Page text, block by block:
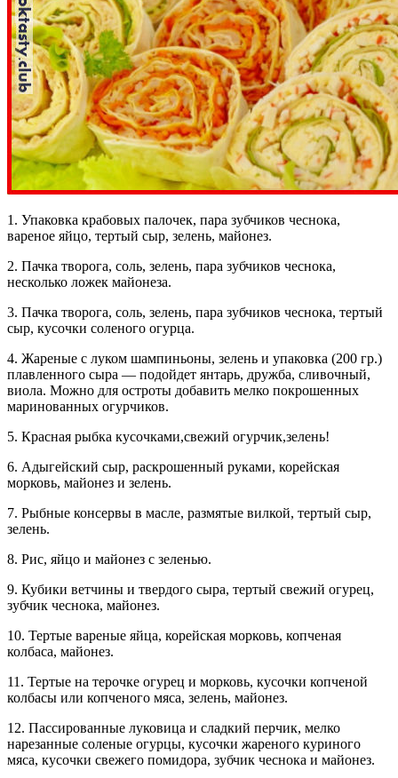
1. Упаковка крабовых палочек, пара зубчиков чеснока,
вареное яйцо, тертый сыр, зелень, майонез.
2. Пачка творога, соль, зелень, пара зубчиков чеснока,
несколько ложек майонеза.
3. Пачка творога, соль, зелень, пара зубчиков чеснока, тертый
сыр, кусочки соленого огурца.
4. Жареные с луком шампиньоны, зелень и упаковка (200 гр.)
плавленного сыра — подойдет янтарь, дружба, сливочный,
виола. Можно для остроты добавить мелко покрошенных
маринованных огурчиков.
5. Красная рыбка кусочками,свежий огурчик,зелень!
6. Адыгейский сыр, раскрошенный руками, корейская
морковь, майонез и зелень.
7. Рыбные консервы в масле, размятые вилкой, тертый сыр,
зелень.
8. Рис, яйцо и майонез с зеленью.
9. Кубики ветчины и твердого сыра, тертый свежий огурец,
зубчик чеснока, майонез.
10. Тертые вареные яйца, корейская морковь, копченая
колбаса, майонез.
11. Тертые на терочке огурец и морковь, кусочки копченой
колбасы или копченого мяса, зелень, майонез.
12. Пассированные луковица и сладкий перчик, мелко
нарезанные соленые огурцы, кусочки жареного куриного
мяса, кусочки свежего помидора, зубчик чеснока и майонез.